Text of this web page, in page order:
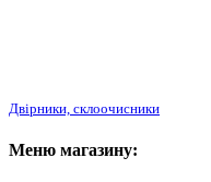
Двірники, склоочисники
Меню магазину: